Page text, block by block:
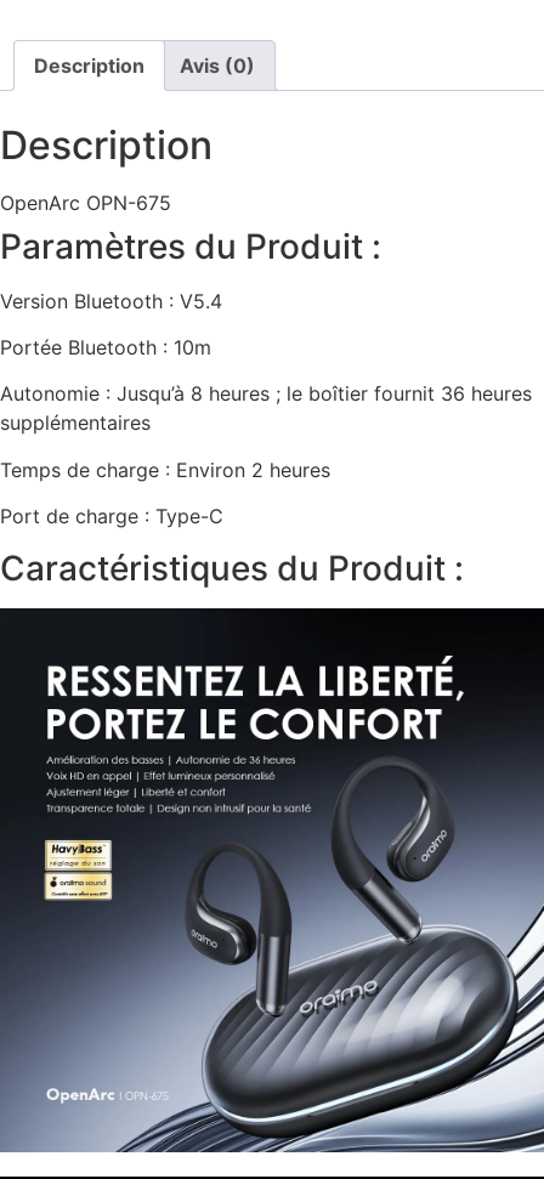
Description Avis (0)
Description
OpenArc OPN-675
Paramètres du Produit :
Version Bluetooth : V5.4
Portée Bluetooth : 10m
Autonomie : Jusqu’à 8 heures ; le boîtier fournit 36 heures
supplémentaires
Temps de charge : Environ 2 heures
Port de charge : Type-C
Caractéristiques du Produit :